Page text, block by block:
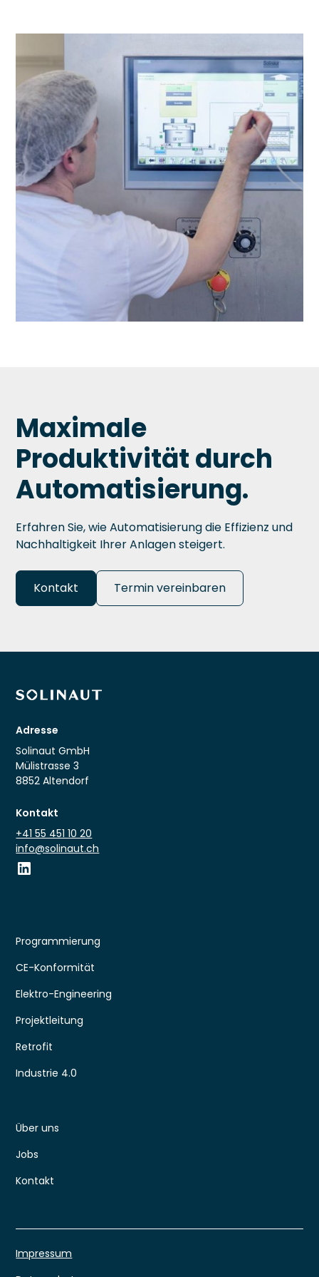
Maximale
Produktivität durch
Automatisierung.
Erfahren Sie, wie Automatisierung die Effizienz und
Nachhaltigkeit Ihrer Anlagen steigert.
Kontakt Termin vereinbaren
Adresse
Solinaut GmbH
Mülistrasse 3
8852 Altendorf
Kontakt
+41 55 451 10 20
info@solinaut.ch
Programmierung
CE-Konformität
Elektro-Engineering
Projektleitung
Retrofit
Industrie 4.0
Über uns
Jobs
Kontakt
Impressum